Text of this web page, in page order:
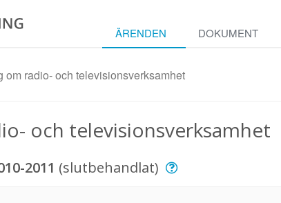
ÄRENDEN DOKUMENT
om radio- och televisionsverksamhet
och televisionsverksamhet
2011 (slutbehandlat)